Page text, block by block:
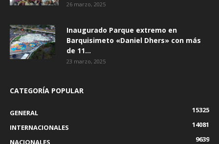
26 marzo, 2025
Inaugurado Parque extremo en
Barquisimeto «Daniel Dhers» con más
de 11...
23 marzo, 2025
CATEGORÍA POPULAR
GENERAL
15325
INTERNACIONALES
14081
NACIONALES
9639